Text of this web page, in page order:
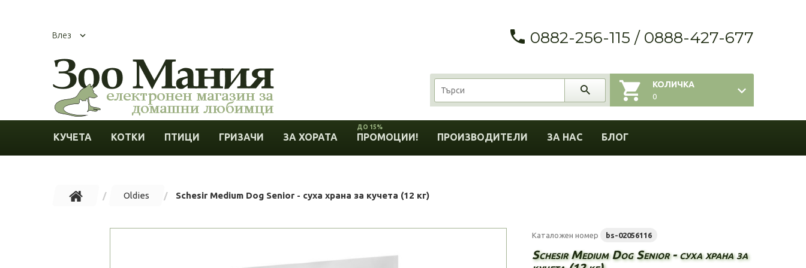
Влез 0882-256-115 / 0888-427-677
КОЛИЧКА
0
КУЧЕТА КОТКИ ПТИЦИ ГРИЗАЧИ ЗА ХОРАТА ПРОМОЦИИ!
ДО 15%
ПРОИЗВОДИТЕЛИ ЗА НАС БЛОГ
Oldies Schesir Medium Dog Senior - суха храна за кучета (12 кг)
Каталожен номер bs-02056116
Schesir Medium Dog Senior - суха храна за